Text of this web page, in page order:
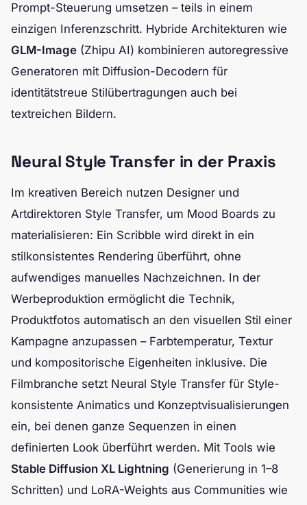
Prompt-Steuerung umsetzen – teils in einem
einzigen Inferenzschritt. Hybride Architekturen wie
GLM-Image (Zhipu AI) kombinieren autoregressive
Generatoren mit Diffusion-Decodern für
identitätstreue Stilübertragungen auch bei
textreichen Bildern.
Neural Style Transfer in der Praxis
Im kreativen Bereich nutzen Designer und
Artdirektoren Style Transfer, um Mood Boards zu
materialisieren: Ein Scribble wird direkt in ein
stilkonsistentes Rendering überführt, ohne
aufwendiges manuelles Nachzeichnen. In der
Werbeproduktion ermöglicht die Technik,
Produktfotos automatisch an den visuellen Stil einer
Kampagne anzupassen – Farbtemperatur, Textur
und kompositorische Eigenheiten inklusive. Die
Filmbranche setzt Neural Style Transfer für Style-
konsistente Animatics und Konzeptvisualisierungen
ein, bei denen ganze Sequenzen in einen
definierten Look überführt werden. Mit Tools wie
Stable Diffusion XL Lightning (Generierung in 1–8
Schritten) und LoRA-Weights aus Communities wie